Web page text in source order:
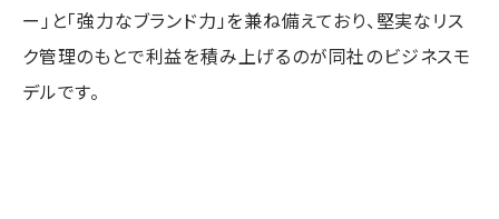
ー」と「強力なブランド力」を兼ね備えており、堅実なリス
ク管理のもとで利益を積み上げるのが同社のビジネスモ
デルです。